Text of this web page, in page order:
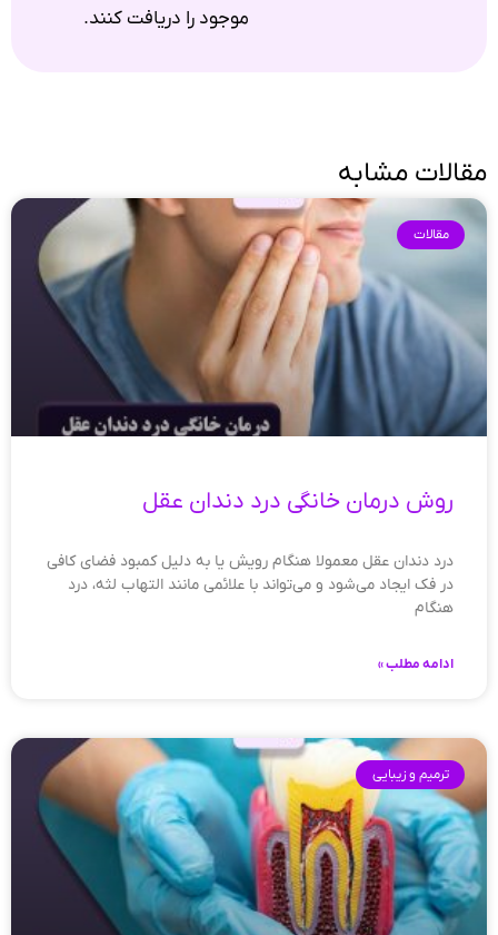
موجود را دریافت کنند.
مقالات مشابه
مقالات
روش درمان خانگی درد دندان عقل
درد دندان عقل معمولا هنگام رویش یا به دلیل کمبود فضای کافی
در فک ایجاد می‌شود و می‌تواند با علائمی مانند التهاب لثه، درد
هنگام
ادامه مطلب »
ترمیم و زیبایی